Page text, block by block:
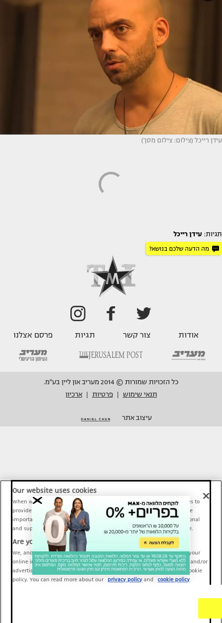
עידן רייכל (צילום: צילום מסך)
תגיות: עידן רייכל
מה הדעה שלכם בנושא?
אודות צור קשר תגיות פרסם אצלנו
כל הזכויות שמורות © 2014 מעריב און ליין בע"מ.
תנאי שימוש
פרטיות ארכיון
עיצוב אתר
Our website uses cookies
When we provide Maariv, TMI and Sport1 content online, we use cookies to
provide social media features and to analyze our traffic. These tools are
important and necessary for our website functionality. Others are optional
and support Maariv, TMI and Sport1 activity and your online experience.
Are you happy to accept cookies?
We, and our partners, use information about your use of our site and your
online interactions to improve our services and to personalize content and/or
advertising for you. You can read more about our privacy policy and cookie
policy. You can read more about our
privacy policy and cookie policy